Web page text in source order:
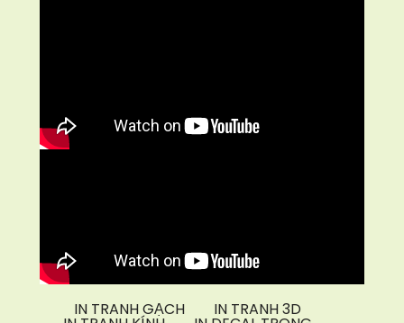
IN TRANH GẠCH IN TRANH 3D